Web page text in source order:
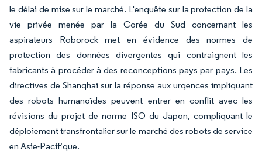
le délai de mise sur le marché. L'enquête sur la protection de la
vie privée menée par la Corée du Sud concernant les
aspirateurs Roborock met en évidence des normes de
protection des données divergentes qui contraignent les
fabricants à procéder à des reconceptions pays par pays. Les
directives de Shanghai sur la réponse aux urgences impliquant
des robots humanoïdes peuvent entrer en conflit avec les
révisions du projet de norme ISO du Japon, compliquant le
déploiement transfrontalier sur le marché des robots de service
en Asie-Pacifique.